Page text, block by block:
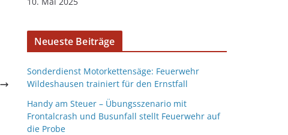
Neueste Beiträge
Sonderdienst Motorkettensäge: Feuerwehr
Wildeshausen trainiert für den Ernstfall
Handy am Steuer – Übungsszenario mit
Frontalcrash und Busunfall stellt Feuerwehr auf
die Probe